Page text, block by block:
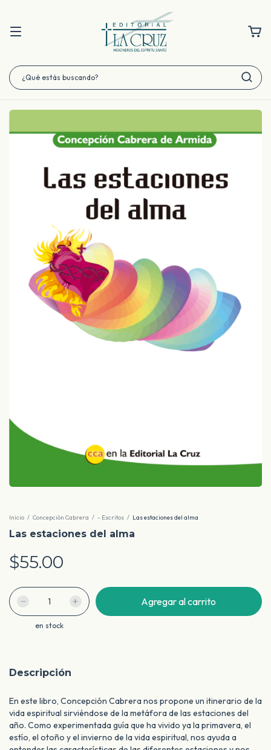
Inicio / Concepción Cabrera / - Escritos / Las estaciones del alma
Las estaciones del alma
$55.00
en stock
Descripción
En este libro, Concepción Cabrera nos propone un itinerario de la
vida espiritual sirviéndose de la metáfora de las estaciones del
año. Como experimentada guía que ha vivido ya la primavera, el
estío, el otoño y el invierno de la vida espiritual, nos ayuda a